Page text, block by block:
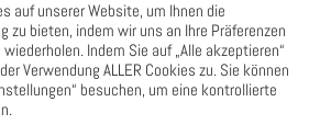
is widget ready! Add one in the admin panel.
auf unserer Website, um Ihnen die
zu bieten, indem wir uns an Ihre Präferenzen
Indem Sie auf „Alle akzeptieren“
Verwendung ALLER Cookies zu. Sie können
besuchen, um eine kontrollierte